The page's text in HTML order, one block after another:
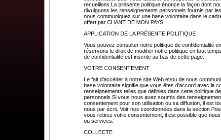
recueillons.La présente politique énonce la façon dont
divulguons les renseignements personnels fournis par
nous communiquez sur une base volontaire dans le
offert par CHANT DE MON PAYS.
APPLICATION DE LA PRÉSENTE POLITIQUE
Vous pouvez consulter notre politique de confidentialité
réservons le droit de modifier notre politique en tout
de confidentialité est inscrite au bas de cette page.
VOTRE CONSENTEMENT
Le fait d’accéder à notre site Web et/ou de nous
base volontaire signifie que vous êtes d’accord avec la
renseignements telles que définies dans cette politique
personnels.Si vous nous avez soumis des
consentement pour son utilisation ou sa diffusion, il est
nous par écrit. Voir nos coordonnées dans la section
vous retirez votre consentement, il est possible que
ou services.
COLLECTE